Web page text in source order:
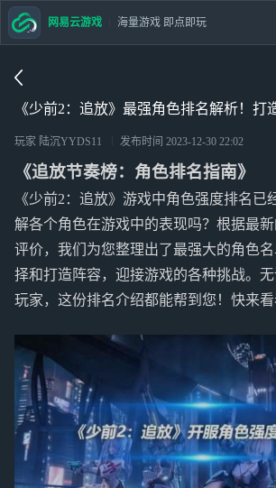
《少前2：追放》最强角色排名解析！打
玩家 陆沉YYDS11 发布时间 2023-12-30 22:02
《追放节奏榜：角色排名指南》
《少前2：追放》游戏中角色强度排名已
解各个角色在游戏中的表现吗？根据最
评价，我们为您整理出了最强大的角色
择和打造阵容，迎接游戏的各种挑战。
玩家，这份排名介绍都能帮到您！快来看
网易云游戏 海量游戏 即点即玩